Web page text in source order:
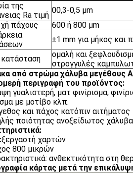
της
Ra τιμή
00,3-0,5 μm
πάχους
600 ή 800 μm
±1 mm για μήκος και
κατάσταση
ομαλή και
στρογγυλές
από στρώμα χάλυβα μεγέθους
περιγραφή του προϊόντος:
γυαλιστερή, ματ φινίρισμα,
με μοτίβο κλπ.
και πάχος κατόπιν αιτήματος
ποιότητας ανοξείδωτος χάλυβα
χαρτών
800 μικρών
ανθεκτικότητα στη
κάρτας μετά την